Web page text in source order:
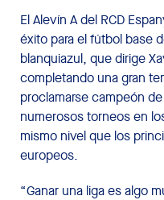
El Alevín A del RCD
éxito para el fútbol base
blanquiazul, que dirige
completando una gran
proclamarse campeón
numerosos torneos en
mismo nivel que los
europeos.
“Ganar una liga es algo